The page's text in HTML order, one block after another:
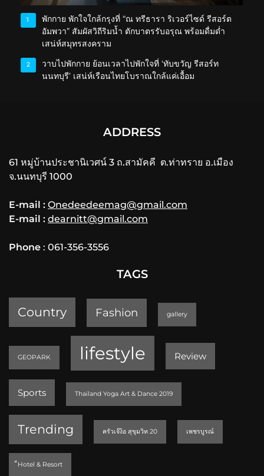
1
พักกาย พักใจใกล้กรุงที่ “ณ ทรีธารา ริเวอร์ไซด์ รีสอร์ต
อัมพวา” สัมผัสวิถีริมน้ำ ตักบาตรรับอรุณ พร้อมดื่มด่ำ
เสน่ห์สมุทรสงคราม
2
วาบไปพักกาย ย้อนเวลาไปพักใจที่ ‘ทับขวัญ รีสอร์ท
นนทบุรี’ เสน่ห์เรือนไทยโบราณใกล้แค่เอื้อม
ADDRESS
61 หมู่บ้านประชานิเวศน์ 3 ถ.สามัคคี ต.ท่าทราย อ.เมือง
จ.นนทบุรี 1000
E-mail : Onedeedeemag@gmail.com
E-mail : dearnitt@gmail.com
Phone : 061-356-3556
TAGS
Country Fashion gallery
GEOPARK lifestyle Review
Sports Thailand Yoga Art & Dance 2019
Trending ครัวเจ๊ง้อ สุขุมวิท 20 เพชรบูรณ์
็Hotel & Resort